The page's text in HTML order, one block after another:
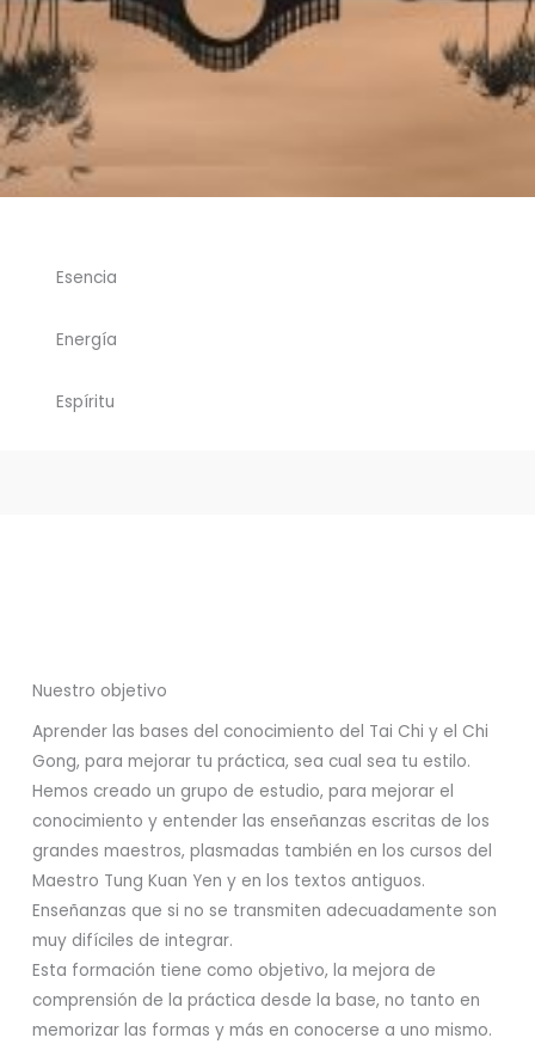
Esencia
Energía
Espíritu
Nuestro objetivo
Aprender las bases del conocimiento del Tai Chi y el Chi
Gong, para mejorar tu práctica, sea cual sea tu estilo.
Hemos creado un grupo de estudio, para mejorar el
conocimiento y entender las enseñanzas escritas de los
grandes maestros, plasmadas también en los cursos del
Maestro Tung Kuan Yen y en los textos antiguos.
Enseñanzas que si no se transmiten adecuadamente son
muy difíciles de integrar.
Esta formación tiene como objetivo, la mejora de
comprensión de la práctica desde la base, no tanto en
memorizar las formas y más en conocerse a uno mismo.